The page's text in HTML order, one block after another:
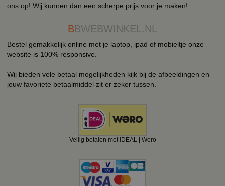
ons op! Wij kunnen dan een scherpe prijs voor je maken!
BBWEBWINKEL.NL
Bestel gemakkelijk online met je laptop, ipad of mobieltje onze
website is 100% responsive.
Wij bieden vele betaal mogelijkheden kijk bij de afbeeldingen en
jouw favoriete betaalmiddel zit er zeker tussen.
Veilig betalen met iDEAL | Wero